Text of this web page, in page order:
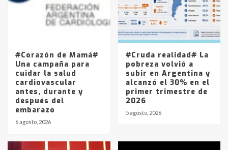
Los precios de los combustibles en
La Pampa, desde YPF hasta Axion
entre 857 a 1338 pesos
#Corazón de Mamá#
Una campaña para
cuidar la salud
cardiovascular
antes, durante y
después del
embarazo
6 agosto, 2026
#Cruda realidad# La
pobreza volvió a
subir en Argentina y
alcanzó el 30% en el
primer trimestre de
2026
5 agosto, 2026